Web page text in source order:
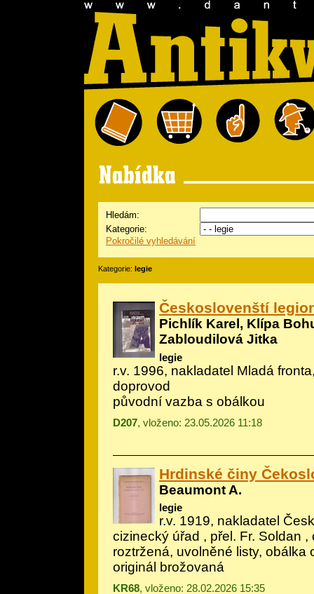
Hledám:
Kategorie:
Pokročilé vyhledávání
Kategorie: legie
Českoslovenští
Pichlík Karel, Klípa
Zabloudilová Jitka
legie
r.v. 1996, nakladatel Mladá
doprovod
původní vazba s obálkou
D207, vloženo: 23.05.2026 11:18
Hrdinské činy
Beaumont A.
legie
r.v. 1919, nakladatel
cizinecký úřad , přel. Fr. Soldan ,
roztržená, uvolněné listy, obálka
originál brožovaná
KR68, vloženo: 28.02.2026 15:35